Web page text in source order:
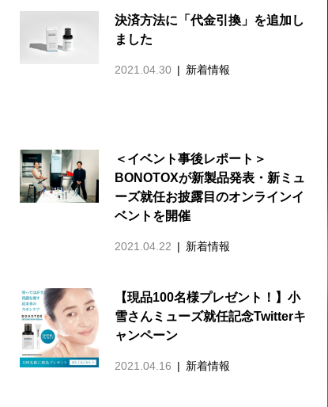
決済方法に「代金引換」を追加し
ました
2021.04.30 新着情報
＜イベント事後レポート＞
BONOTOXが新製品発表・新ミュ
ーズ就任お披露目のオンラインイ
ベントを開催
2021.04.22 新着情報
【現品100名様プレゼント！】小
雪さんミューズ就任記念Twitterキ
ャンペーン
2021.04.16 新着情報